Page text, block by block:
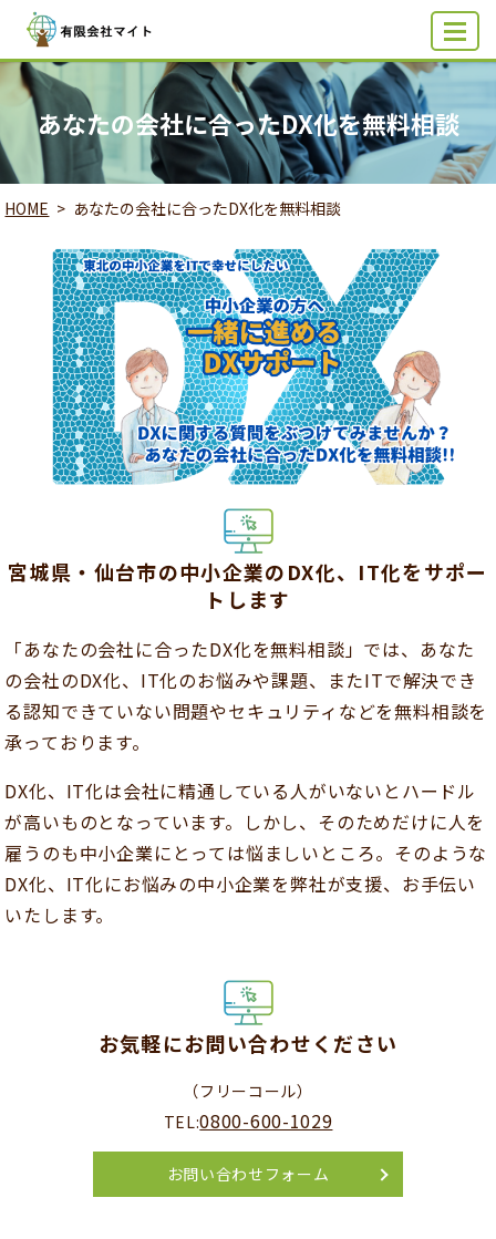
MENU
あなたの会社に合ったDX化を無料相談
HOME あなたの会社に合ったDX化を無料相談
宮城県・仙台市の中小企業のDX化、IT化をサポー
トします
「あなたの会社に合ったDX化を無料相談」では、あなた
の会社のDX化、IT化のお悩みや課題、またITで解決でき
る認知できていない問題やセキュリティなどを無料相談を
承っております。
DX化、IT化は会社に精通している人がいないとハードル
が高いものとなっています。しかし、そのためだけに人を
雇うのも中小企業にとっては悩ましいところ。そのような
DX化、IT化にお悩みの中小企業を弊社が支援、お手伝い
いたします。
お気軽にお問い合わせください
（フリーコール）
TEL:0800-600-1029
お問い合わせフォーム